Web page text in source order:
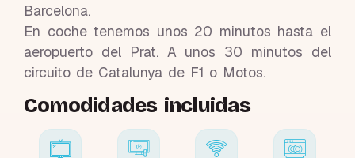
Barcelona.
En coche tenemos unos 20 minutos hasta el
aeropuerto del Prat. A unos 30 minutos del
circuito de Catalunya de F1 o Motos.
Comodidades incluidas